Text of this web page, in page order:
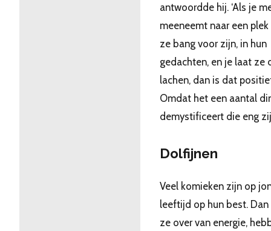
antwoordde hij. ‘Als je
meeneemt naar een plek
ze bang voor zijn, in hun
gedachten, en je laat ze
lachen, dan is dat
Omdat het een aantal
demystificeert die eng
Dolfijnen
Veel komieken zijn op
leeftijd op hun best. Dan
ze over van energie,